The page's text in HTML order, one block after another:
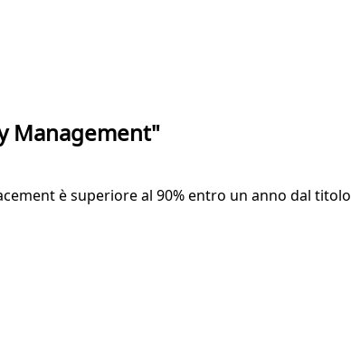
Management"
è superiore al 90% entro un anno dal titolo